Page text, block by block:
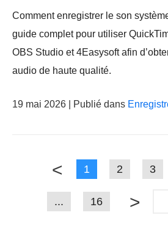
Comment enregistrer le son
guide complet pour utiliser
OBS Studio et 4Easysoft afin
audio de haute qualité.
19 mai 2026 | Publié dans
< 1 2 3
... 16 >